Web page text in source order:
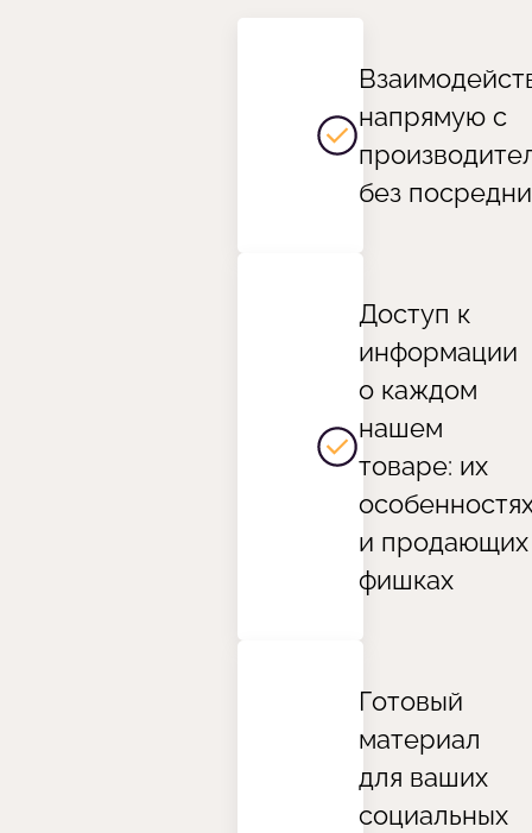
напрямую с
без
Доступ к
информации
о каждом
нашем
товаре: их
и продающих
фишках
Готовый
материал
для ваших
социальных